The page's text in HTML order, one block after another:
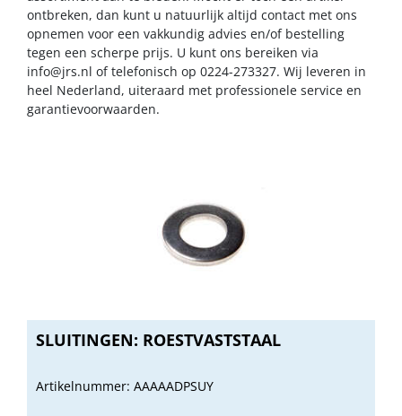
ontbreken, dan kunt u natuurlijk altijd contact met ons
opnemen voor een vakkundig advies en/of bestelling
tegen een scherpe prijs. U kunt ons bereiken via
info@jrs.nl of telefonisch op 0224-273327. Wij leveren in
heel Nederland, uiteraard met professionele service en
garantievoorwaarden.
SLUITINGEN: ROESTVASTSTAAL
Artikelnummer: AAAAADPSUY